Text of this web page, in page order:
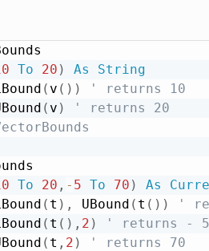
To 20 ) As
String
LBound
( v ( ) )
' returns 10
UBound
( v )
' returns 20
To 20 , - 5 To 70 ) As
LBound
( t ) , UBound ( t ( ) )
'
LBound
( t ( ) , 2 )
' returns - 5
UBound
( t , 2 )
' returns 70